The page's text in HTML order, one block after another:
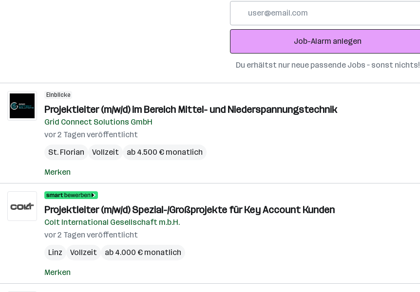
Adresse
Job-Alarm anlegen
Du erhältst nur neue passende Jobs – sonst nichts!
Einblicke
Projektleiter (m/w/d) im Bereich Mittel- und Niederspannungstechnik
Grid Connect Solutions GmbH
vor 2 Tagen veröffentlicht
St. Florian
Vollzeit ab 4.500 € monatlich
Merken
Projektleiter (m/w/d) Spezial-/Großprojekte für Key Account Kunden
Colt International Gesellschaft m.b.H.
vor 2 Tagen veröffentlicht
Linz
Vollzeit ab 4.000 € monatlich
Merken